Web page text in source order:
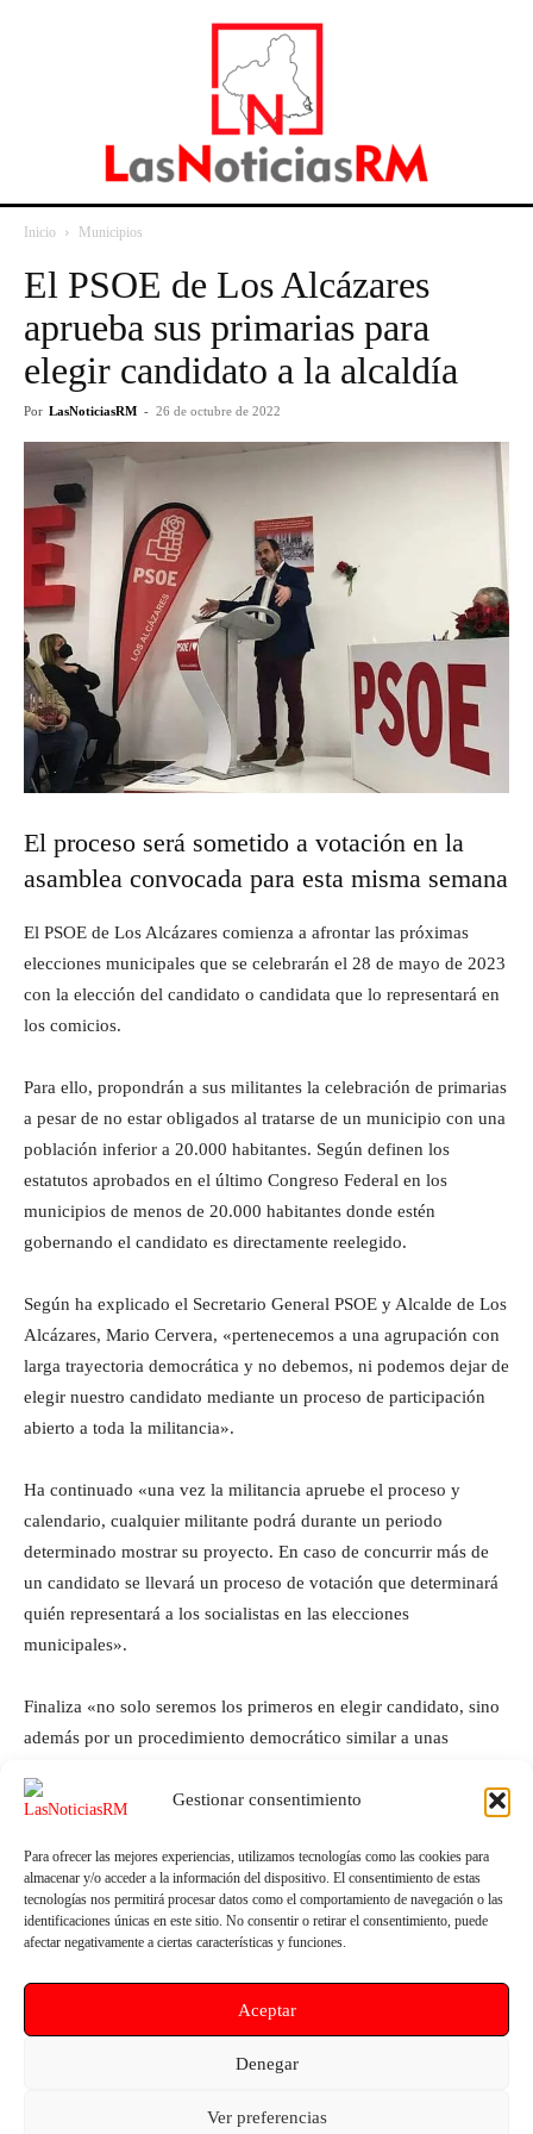
Gestionar consentimiento
Para ofrecer las mejores experiencias, utilizamos tecnologías como las cookies para
almacenar y/o acceder a la información del dispositivo. El consentimiento de estas
tecnologías nos permitirá procesar datos como el comportamiento de navegación o las
identificaciones únicas en este sitio. No consentir o retirar el consentimiento, puede
afectar negativamente a ciertas características y funciones.
Aceptar
Denegar
Ver preferencias
Inicio Municipios
El PSOE de Los Alcázares
aprueba sus primarias para
elegir candidato a la alcaldía
Por LasNoticiasRM - 26 de octubre de 2022
El proceso será sometido a votación en la
asamblea convocada para esta misma semana
El PSOE de Los Alcázares comienza a afrontar las próximas
elecciones municipales que se celebrarán el 28 de mayo de 2023
con la elección del candidato o candidata que lo representará en
los comicios.
Para ello, propondrán a sus militantes la celebración de primarias
a pesar de no estar obligados al tratarse de un municipio con una
población inferior a 20.000 habitantes. Según definen los
estatutos aprobados en el último Congreso Federal en los
municipios de menos de 20.000 habitantes donde estén
gobernando el candidato es directamente reelegido.
Según ha explicado el Secretario General PSOE y Alcalde de Los
Alcázares, Mario Cervera, «pertenecemos a una agrupación con
larga trayectoria democrática y no debemos, ni podemos dejar de
elegir nuestro candidato mediante un proceso de participación
abierto a toda la militancia».
Ha continuado «una vez la militancia apruebe el proceso y
calendario, cualquier militante podrá durante un periodo
determinado mostrar su proyecto. En caso de concurrir más de
un candidato se llevará un proceso de votación que determinará
quién representará a los socialistas en las elecciones
municipales».
Finaliza «no solo seremos los primeros en elegir candidato, sino
además por un procedimiento democrático similar a unas
Artículo anterior
Ayuntamiento con el dinero
Artículo siguiente
Alhama de Murcia clausura las
Cultural de la Región de Murcia